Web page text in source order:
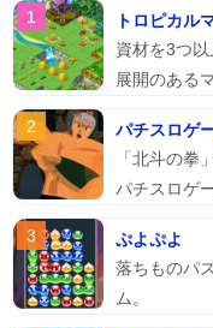
トロピカル
資材を3つ
展開のあるマ
パチスロゲ
「北斗の拳
パチスロゲー
ぷよぷよ
落ちものパ
ム。